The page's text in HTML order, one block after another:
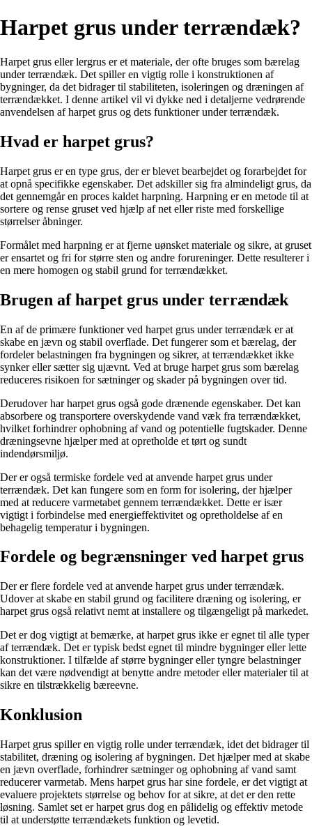
Harpet grus under terrændæk?
Harpet grus eller lergrus er et materiale, der ofte bruges som bærelag
under terrændæk. Det spiller en vigtig rolle i konstruktionen af
bygninger, da det bidrager til stabiliteten, isoleringen og dræningen af
terrændækket. I denne artikel vil vi dykke ned i detaljerne vedrørende
anvendelsen af harpet grus og dets funktioner under terrændæk.
Hvad er harpet grus?
Harpet grus er en type grus, der er blevet bearbejdet og forarbejdet for
at opnå specifikke egenskaber. Det adskiller sig fra almindeligt grus, da
det gennemgår en proces kaldet harpning. Harpning er en metode til at
sortere og rense gruset ved hjælp af net eller riste med forskellige
størrelser åbninger.
Formålet med harpning er at fjerne uønsket materiale og sikre, at gruset
er ensartet og fri for større sten og andre forureninger. Dette resulterer i
en mere homogen og stabil grund for terrændækket.
Brugen af harpet grus under terrændæk
En af de primære funktioner ved harpet grus under terrændæk er at
skabe en jævn og stabil overflade. Det fungerer som et bærelag, der
fordeler belastningen fra bygningen og sikrer, at terrændækket ikke
synker eller sætter sig ujævnt. Ved at bruge harpet grus som bærelag
reduceres risikoen for sætninger og skader på bygningen over tid.
Derudover har harpet grus også gode drænende egenskaber. Det kan
absorbere og transportere overskydende vand væk fra terrændækket,
hvilket forhindrer ophobning af vand og potentielle fugtskader. Denne
dræningsevne hjælper med at opretholde et tørt og sundt
indendørsmiljø.
Der er også termiske fordele ved at anvende harpet grus under
terrændæk. Det kan fungere som en form for isolering, der hjælper
med at reducere varmetabet gennem terrændækket. Dette er især
vigtigt i forbindelse med energieffektivitet og opretholdelse af en
behagelig temperatur i bygningen.
Fordele og begrænsninger ved harpet grus
Der er flere fordele ved at anvende harpet grus under terrændæk.
Udover at skabe en stabil grund og facilitere dræning og isolering, er
harpet grus også relativt nemt at installere og tilgængeligt på markedet.
Det er dog vigtigt at bemærke, at harpet grus ikke er egnet til alle typer
af terrændæk. Det er typisk bedst egnet til mindre bygninger eller lette
konstruktioner. I tilfælde af større bygninger eller tyngre belastninger
kan det være nødvendigt at benytte andre metoder eller materialer til at
sikre en tilstrækkelig bæreevne.
Konklusion
Harpet grus spiller en vigtig rolle under terrændæk, idet det bidrager til
stabilitet, dræning og isolering af bygningen. Det hjælper med at skabe
en jævn overflade, forhindrer sætninger og ophobning af vand samt
reducerer varmetab. Mens harpet grus har sine fordele, er det vigtigt at
evaluere projektets størrelse og behov for at sikre, at det er den rette
løsning. Samlet set er harpet grus dog en pålidelig og effektiv metode
til at understøtte terrændækets funktion og levetid.